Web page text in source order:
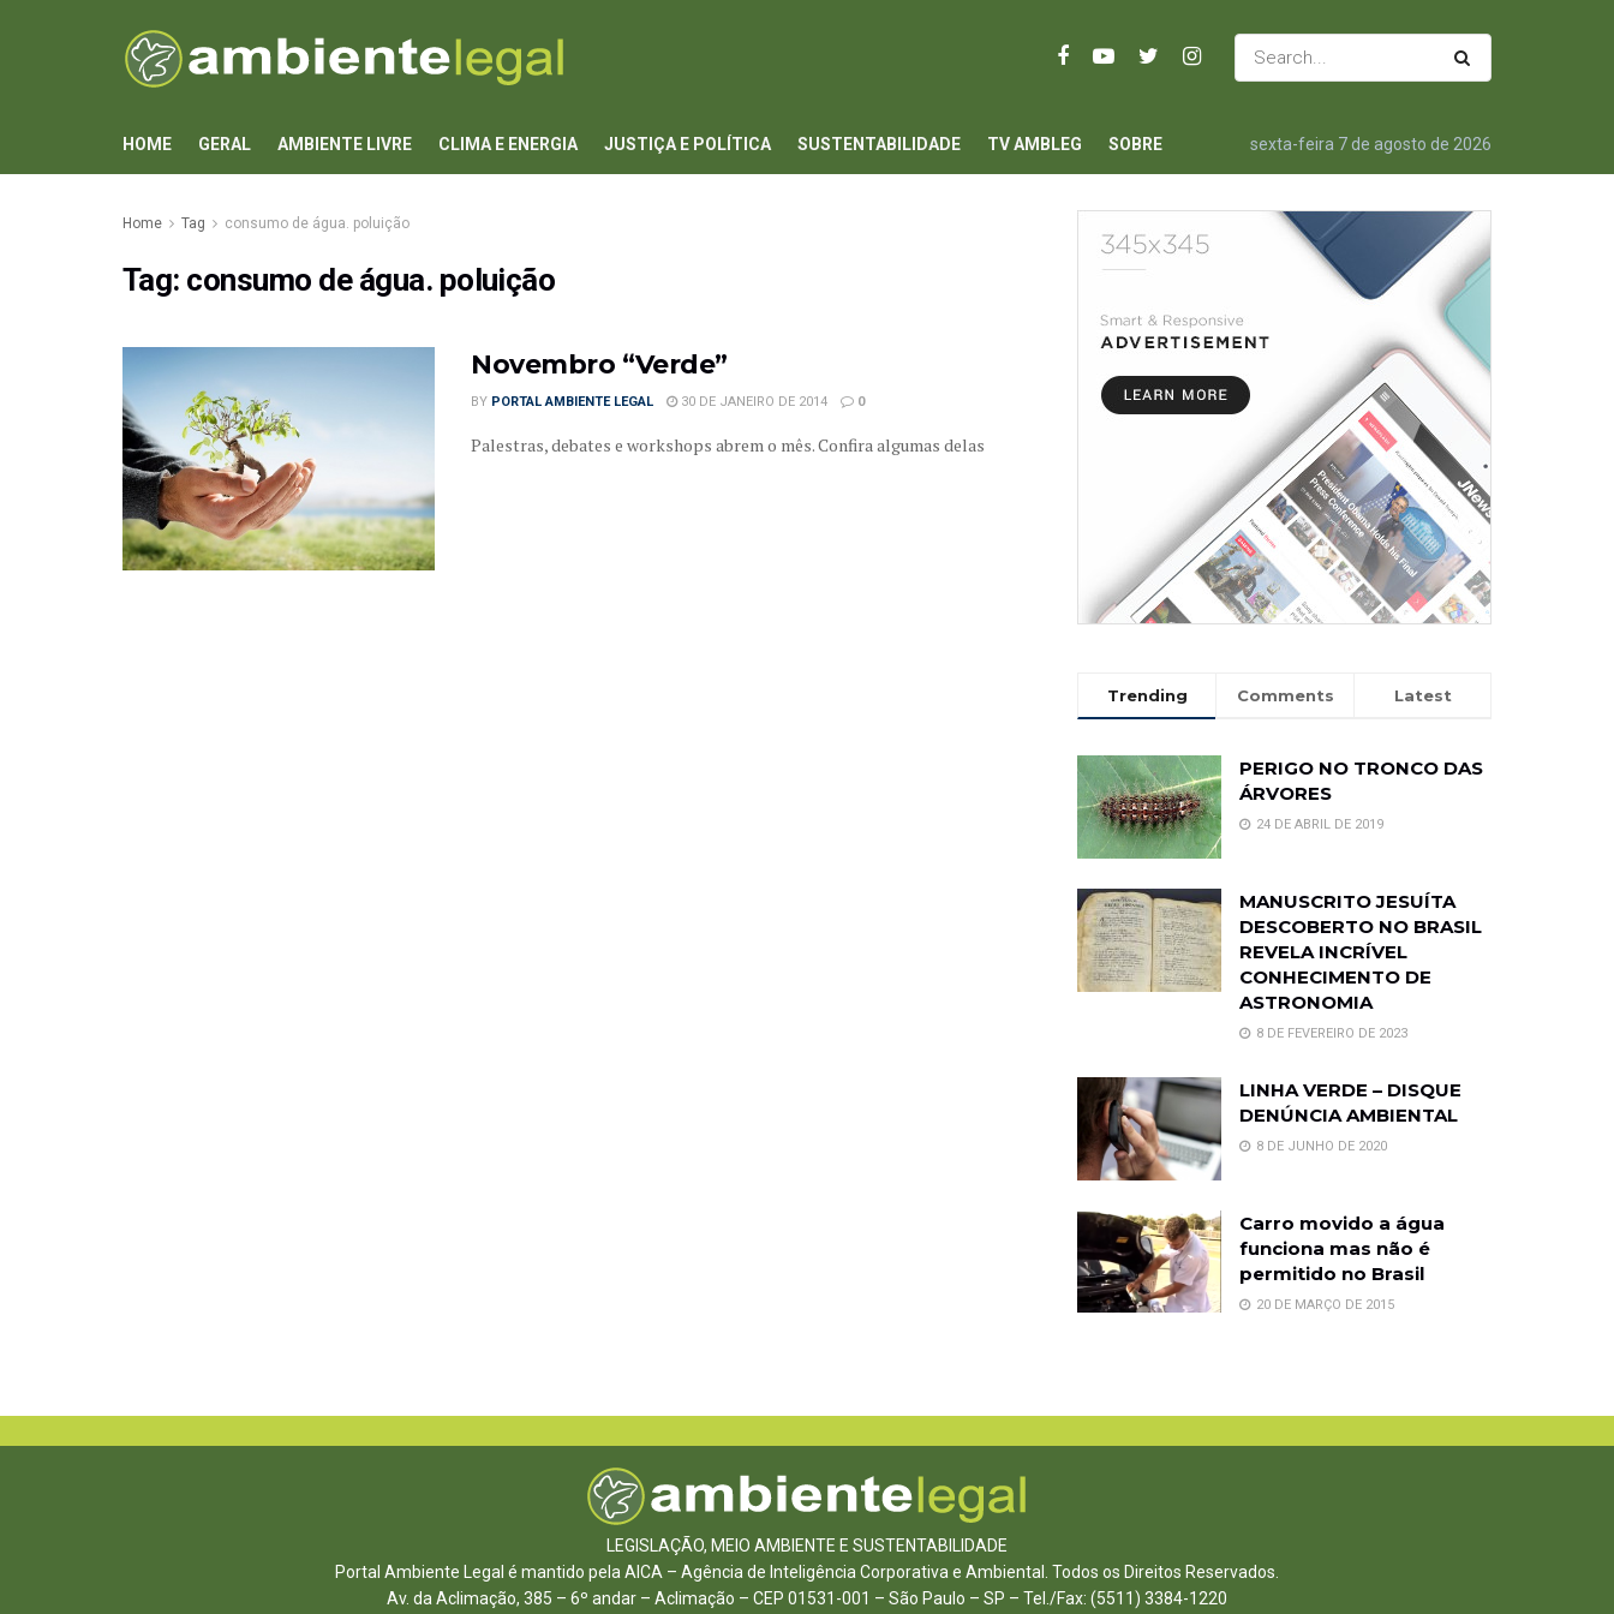
HOME GERAL AMBIENTE LIVRE CLIMA E ENERGIA JUSTIÇA E POLÍTICA SUSTENTABILIDADE TV AMBLEG SOBRE sexta-feira 7 de agosto de 2026
Home Tag consumo de água. poluição
Tag: consumo de água. poluição
Novembro “Verde”
BY PORTAL AMBIENTE LEGAL 30 DE JANEIRO DE 2014 0
Palestras, debates e workshops abrem o mês. Confira algumas delas
Trending Comments Latest
PERIGO NO TRONCO DAS
ÁRVORES
24 DE ABRIL DE 2019
MANUSCRITO JESUÍTA
DESCOBERTO NO BRASIL
REVELA INCRÍVEL
CONHECIMENTO DE
ASTRONOMIA
8 DE FEVEREIRO DE 2023
LINHA VERDE – DISQUE
DENÚNCIA AMBIENTAL
8 DE JUNHO DE 2020
Carro movido a água
funciona mas não é
permitido no Brasil
20 DE MARÇO DE 2015
LEGISLAÇÃO, MEIO AMBIENTE E SUSTENTABILIDADE
Portal Ambiente Legal é mantido pela AICA – Agência de Inteligência Corporativa e Ambiental. Todos os Direitos Reservados.
Av. da Aclimação, 385 – 6º andar – Aclimação – CEP 01531-001 – São Paulo – SP – Tel./Fax: (5511) 3384-1220